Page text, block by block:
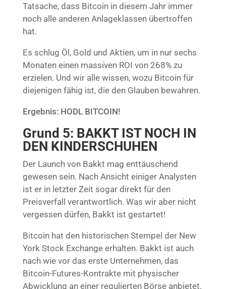
Tatsache, dass Bitcoin in diesem Jahr immer
noch alle anderen Anlageklassen übertroffen
hat.
Es schlug Öl, Gold und Aktien, um in nur sechs
Monaten einen massiven ROI von 268% zu
erzielen. Und wir alle wissen, wozu Bitcoin für
diejenigen fähig ist, die den Glauben bewahren.
Ergebnis: HODL BITCOIN!
Grund 5: BAKKT IST NOCH IN
DEN KINDERSCHUHEN
Der Launch von Bakkt mag enttäuschend
gewesen sein. Nach Ansicht einiger Analysten
ist er in letzter Zeit sogar direkt für den
Preisverfall verantwortlich. Was wir aber nicht
vergessen dürfen, Bakkt ist gestartet!
Bitcoin hat den historischen Stempel der New
York Stock Exchange erhalten. Bakkt ist auch
nach wie vor das erste Unternehmen, das
Bitcoin-Futures-Kontrakte mit physischer
Abwicklung an einer regulierten Börse anbietet.